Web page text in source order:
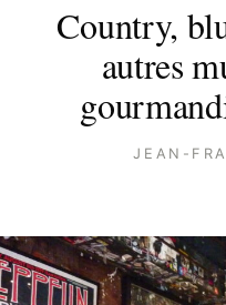
Country,
autres
JEAN-